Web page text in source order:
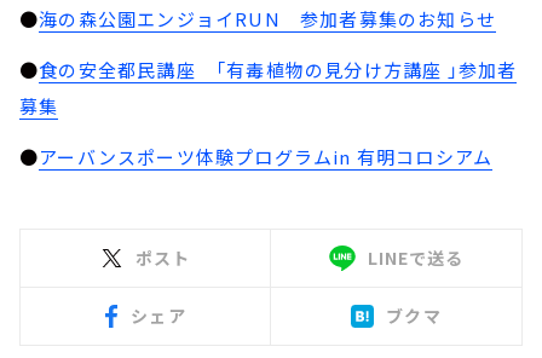
●海の森公園エンジョイRUN 参加者募集のお知らせ
●食の安全都民講座 「有毒植物の見分け方講座 」参加者
募集
●アーバンスポーツ体験プログラムin 有明コロシアム
ポスト LINEで送る
シェア ブクマ